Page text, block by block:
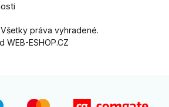
práva vyhradené.
ESHOP.CZ